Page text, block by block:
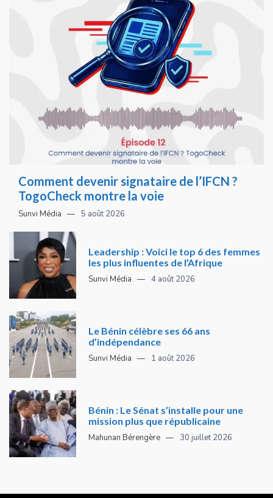
Comment devenir signataire de l’IFCN ?
TogoCheck montre la voie
Sunvi Média 5 août 2026
Leadership : Voici le top 6 des femmes
les plus influentes de l’Afrique
Sunvi Média 4 août 2026
Le Bénin célèbre ses 66 ans
d’indépendance
Sunvi Média 1 août 2026
Bénin : Le Sénat s’installe pour une
mission plus que républicaine
Mahunan Bérengère 30 juillet 2026